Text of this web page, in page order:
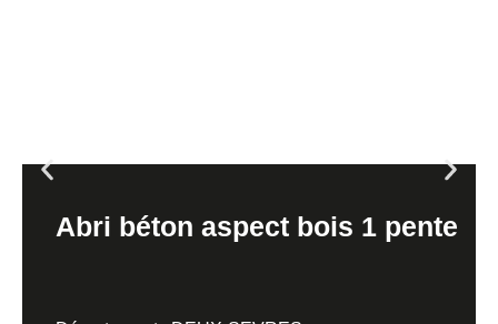
Abri béton aspect bois 1 pente